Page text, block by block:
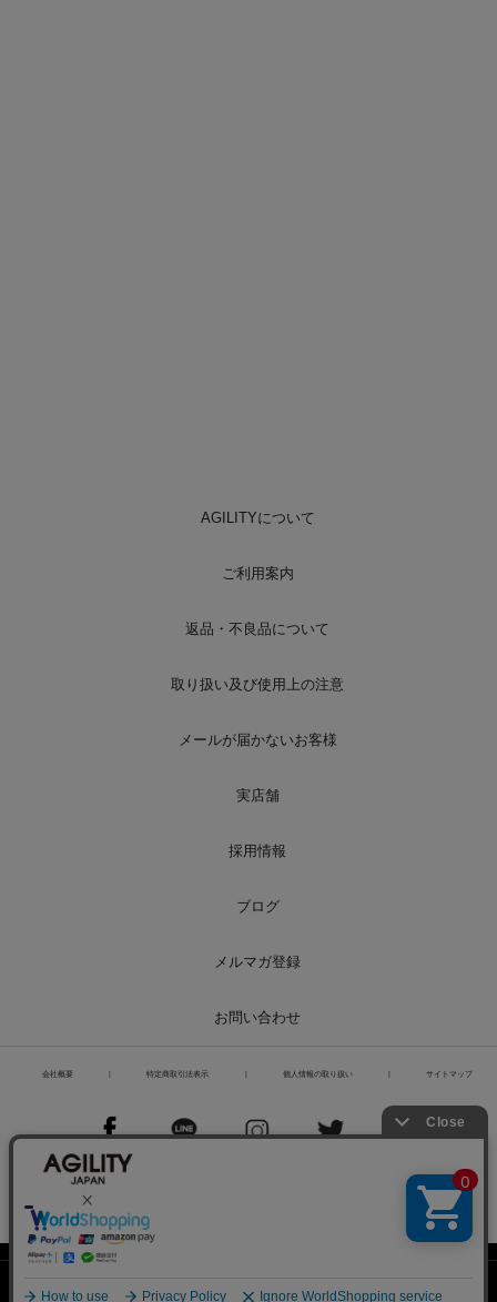
AGILITYについて
ご利用案内
返品・不良品について
取り扱い及び使用上の注意
メールが届かないお客様
実店舗
採用情報
ブログ
メルマガ登録
お問い合わせ
会社概要 | 特定商取引法表示 | 個人情報の取り扱い | サイトマップ
Copyright© Liberoworld